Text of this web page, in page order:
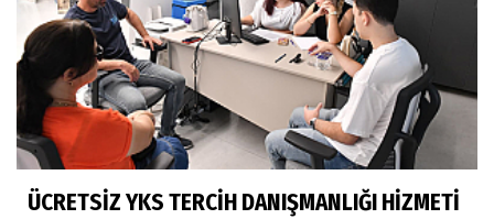
ÜCRETSİZ YKS TERCİH DANIŞMANLIĞI HİZMETİ